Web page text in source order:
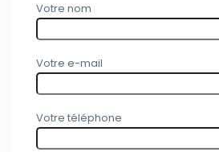
Votre nom
Votre e-mail
Votre téléphone